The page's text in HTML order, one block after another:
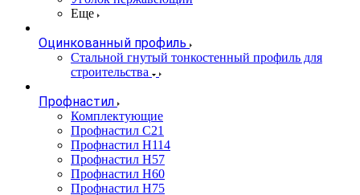
Еще
Оцинкованный профиль
Стальной гнутый тонкостенный профиль для
строительства
Профнастил
Комплектующие
Профнастил C21
Профнастил Н114
Профнастил Н57
Профнастил Н60
Профнастил Н75